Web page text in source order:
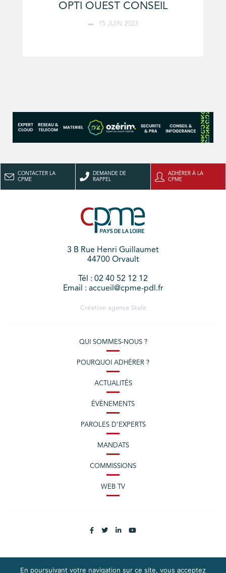
OPTI OUEST CONSEIL
15 JUIN 2023
CONTACTER LA
CPME
DEMANDE DE
RAPPEL
ADHÉRER À LA
CPME
3 B Rue Henri Guillaumet
44700 Orvault
Tél : 02 40 52 12 12
Email : accueil@cpme-pdl.fr
Création agence Stafe
QUI SOMMES-NOUS ?
POURQUOI ADHÉRER ?
ACTUALITÉS
ÉVÈNEMENTS
PAROLES D’EXPERTS
MANDATS
COMMISSIONS
WEB TV
En poursuivant votre navigation sur ce site, vous acceptez